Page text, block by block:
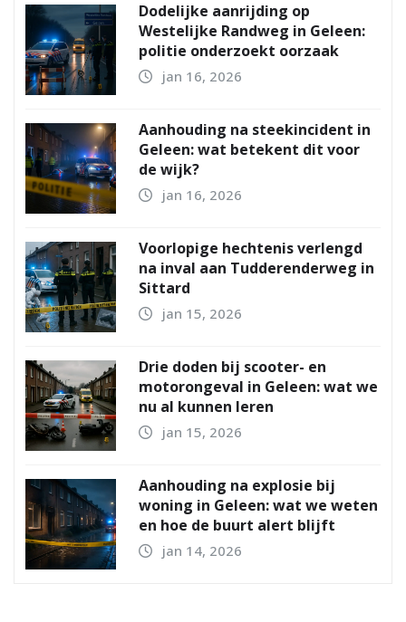
Dodelijke aanrijding op
Westelijke Randweg in Geleen:
politie onderzoekt oorzaak
jan 16, 2026
Aanhouding na steekincident in
Geleen: wat betekent dit voor
de wijk?
jan 16, 2026
Voorlopige hechtenis verlengd
na inval aan Tudderenderweg in
Sittard
jan 15, 2026
Drie doden bij scooter- en
motorongeval in Geleen: wat we
nu al kunnen leren
jan 15, 2026
Aanhouding na explosie bij
woning in Geleen: wat we weten
en hoe de buurt alert blijft
jan 14, 2026